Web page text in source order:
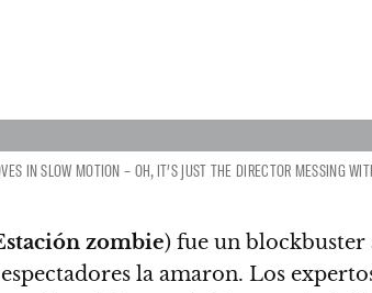
IN SLOW MOTION – OH, IT’S JUST THE DIRECTOR MESSING
zombie) fue un
la amaron. Los